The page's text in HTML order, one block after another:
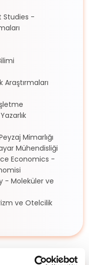
Studies -
Araştırmaları
Mimarlığı
Mühendisliği
Economics -
- Moleküler ve
ve Otelcilik